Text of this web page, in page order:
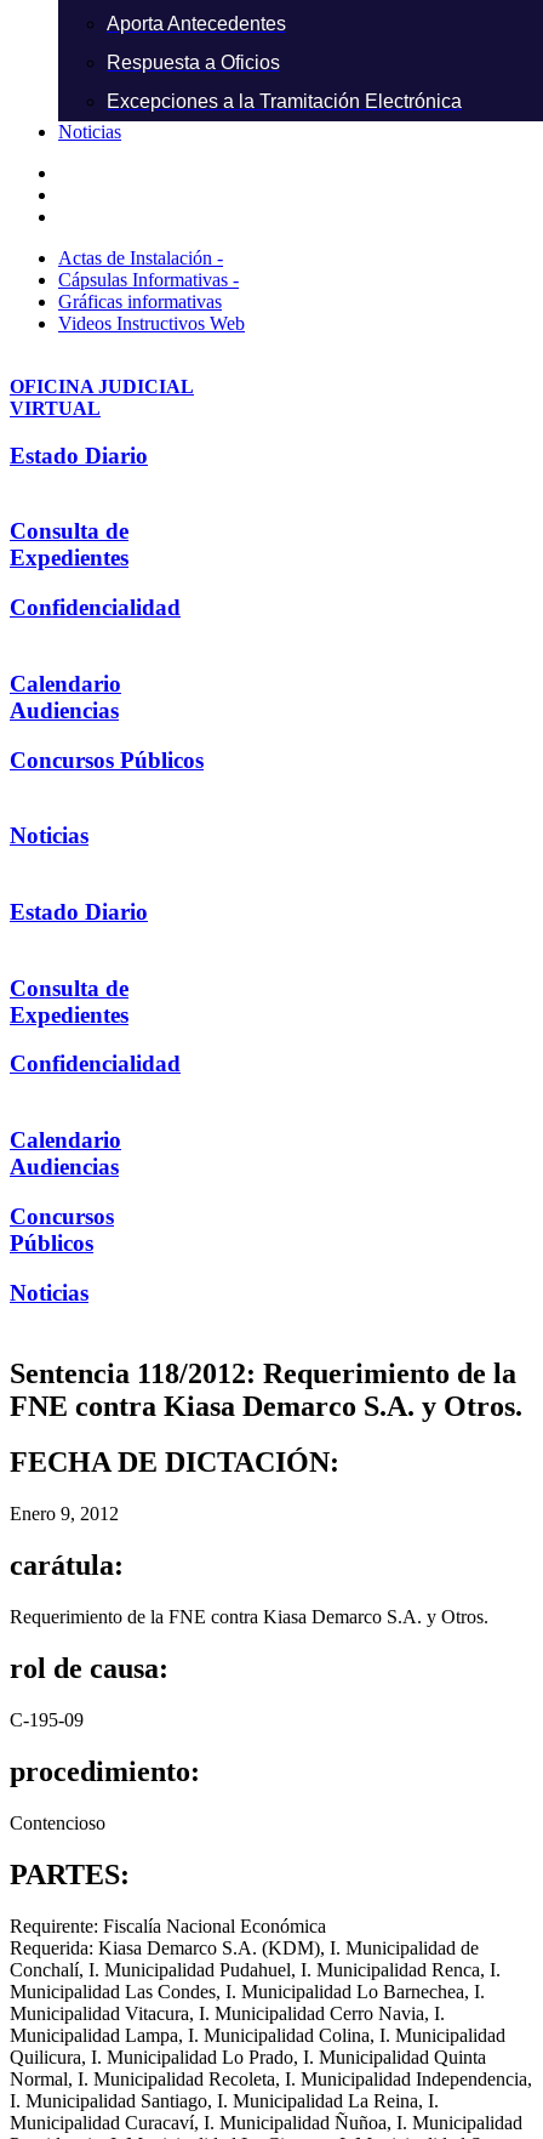
Aporta Antecedentes
Respuesta a Oficios
Excepciones a la Tramitación Electrónica
Noticias
Actas de Instalación -
Cápsulas Informativas -
Gráficas informativas
Videos Instructivos Web
OFICINA JUDICIAL
VIRTUAL
Estado Diario
Consulta de
Expedientes
Confidencialidad
Calendario
Audiencias
Concursos Públicos
Noticias
Estado Diario
Consulta de
Expedientes
Confidencialidad
Calendario
Audiencias
Concursos
Públicos
Noticias
Sentencia 118/2012: Requerimiento de la
FNE contra Kiasa Demarco S.A. y Otros.
FECHA DE DICTACIÓN:
Enero 9, 2012
carátula:
Requerimiento de la FNE contra Kiasa Demarco S.A. y Otros.
rol de causa:
C-195-09
procedimiento:
Contencioso
PARTES:
Requirente: Fiscalía Nacional Económica
Requerida: Kiasa Demarco S.A. (KDM), I. Municipalidad de
Conchalí, I. Municipalidad Pudahuel, I. Municipalidad Renca, I.
Municipalidad Las Condes, I. Municipalidad Lo Barnechea, I.
Municipalidad Vitacura, I. Municipalidad Cerro Navia, I.
Municipalidad Lampa, I. Municipalidad Colina, I. Municipalidad
Quilicura, I. Municipalidad Lo Prado, I. Municipalidad Quinta
Normal, I. Municipalidad Recoleta, I. Municipalidad Independencia,
I. Municipalidad Santiago, I. Municipalidad La Reina, I.
Municipalidad Curacaví, I. Municipalidad Ñuñoa, I. Municipalidad